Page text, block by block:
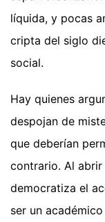
líquida, y pocas
cripta del siglo
social.
Hay quienes
despojan de
que deberían
contrario. Al
democratiza el
ser un